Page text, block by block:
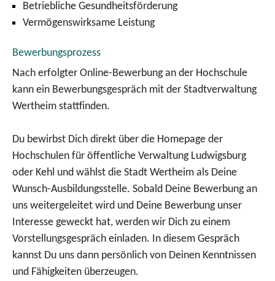
Betriebliche Gesundheitsförderung
Vermögenswirksame Leistung
Bewerbungsprozess
Nach erfolgter Online-Bewerbung an der Hochschule
kann ein Bewerbungsgespräch mit der Stadtverwaltung
Wertheim stattfinden.
Du bewirbst Dich direkt über die Homepage der
Hochschulen für öffentliche Verwaltung Ludwigsburg
oder Kehl und wählst die Stadt Wertheim als Deine
Wunsch-Ausbildungsstelle. Sobald Deine Bewerbung an
uns weitergeleitet wird und Deine Bewerbung unser
Interesse geweckt hat, werden wir Dich zu einem
Vorstellungsgespräch einladen. In diesem Gespräch
kannst Du uns dann persönlich von Deinen Kenntnissen
und Fähigkeiten überzeugen.